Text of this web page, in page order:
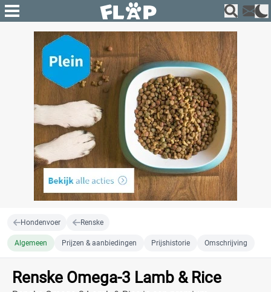
Hondenvoer Renske
Algemeen Prijzen & aanbiedingen Prijshistorie Omschrijving
Renske Omega-3 Lamb & Rice